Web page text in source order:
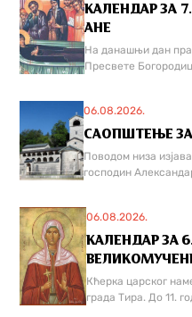
КАЛЕНДАР ЗА
АНЕ
На данашњи дан
Пресвете
06.08.2026.
САОПШТЕЊЕ ЗА
Поводом низа изјава
господин
06.08.2026.
КАЛЕНДАР ЗА
Кћерка царског
града Тира. До 11.